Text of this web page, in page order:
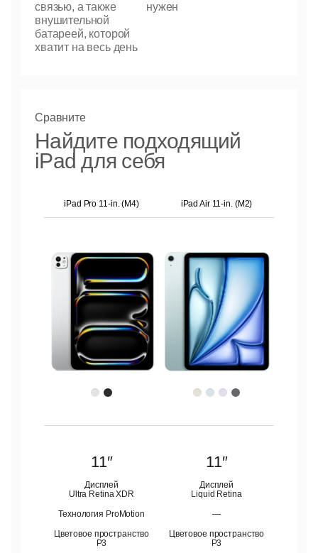
связью, а также
внушительной
батареей, которой
хватит на весь день
нужен
Сравните
Найдите подходящий
iPad для себя
iPad Pro 11-in. (M4) iPad Air 11-in. (M2)
11″
Дисплей
Ultra Retina XDR
Технология ProMotion
Цветовое пространство
P3
11″
Дисплей
Liquid Retina
—
Цветовое пространство
P3